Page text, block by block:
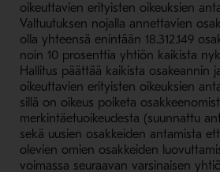
oikeuttavien erityisten oikeuksien
Valtuutuksen nojalla annettavien
olla yhteensä enintään 18.312.149
noin 10 prosenttia yhtiön kaikista
Hallitus päättää kaikista osakeannin
oikeuttavien erityisten oikeuksien
sillä on oikeus poiketa
merkintäetuoikeudesta (suunnattu
sekä uusien osakkeiden antamista
olevien omien osakkeiden
voimassa seuraavan varsinaisen